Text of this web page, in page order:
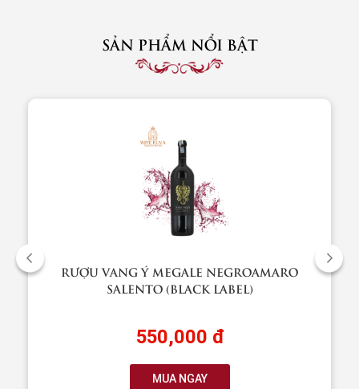
SẢN PHẨM NỔI BẬT
RƯỢU VANG Ý MEGALE NEGROAMARO
SALENTO (BLACK LABEL)
550,000 đ
MUA NGAY